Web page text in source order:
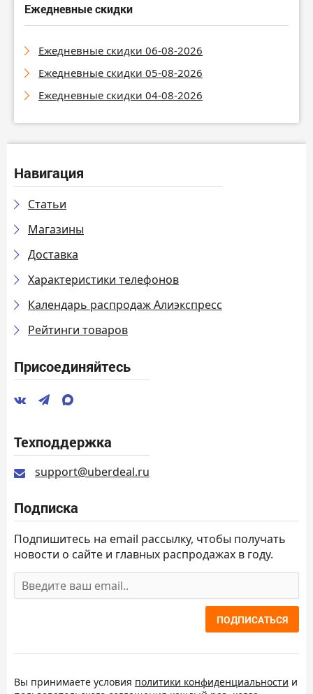
Ежедневные скидки
Ежедневные скидки 06-08-2026
Ежедневные скидки 05-08-2026
Ежедневные скидки 04-08-2026
Навигация
Статьи
Магазины
Доставка
Характеристики телефонов
Календарь распродаж Алиэкспресс
Рейтинги товаров
Присоединяйтесь
Техподдержка
support@uberdeal.ru
Подписка
Подпишитесь на email рассылку, чтобы получать
новости о сайте и главных распродажах в году.
ПОДПИСАТЬСЯ
Вы принимаете условия политики конфиденциальности и